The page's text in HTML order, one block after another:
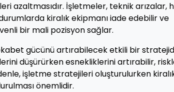
azaltmasıdır. İşletmeler, teknik arızalar,
kiralık ekipmanı iade edebilir ve
bir mali pozisyon sağlar.
gücünü artırabilecek etkili bir
düşürürken esnekliklerini artırabilir,
işletme stratejileri oluşturulurken
önemlidir.